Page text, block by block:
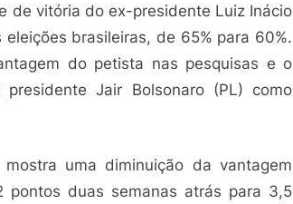
de vitória do ex-presidente Luiz Inácio
brasileiras, de 65% para 60%.
do petista nas pesquisas e o
Jair Bolsonaro (PL) como
uma diminuição da vantagem
duas semanas atrás para 3,5